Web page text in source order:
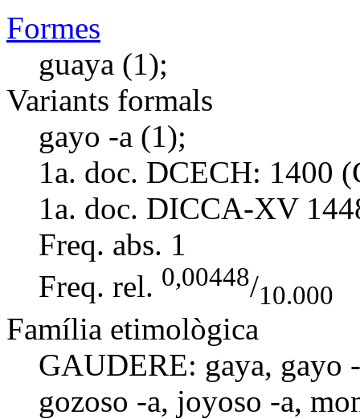
Formes
guaya (1);
Variants formals
gayo -a (1);
1a. doc. DCECH: 1400
1a. doc. DICCA-XV
Freq. abs. 1
Freq. rel. 0,00448/10.000
Família etimològica
GAUDERE: gaya, gayo
gozoso -a, joyoso -a,